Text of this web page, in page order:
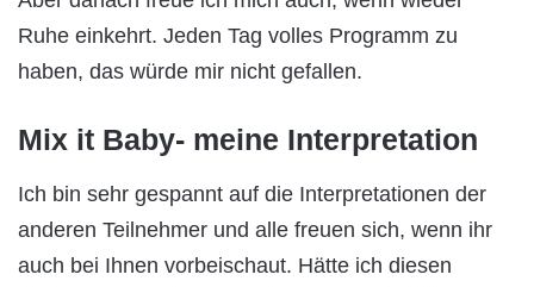
Ruhe einkehrt. Jeden Tag volles Programm zu
haben, das würde mir nicht gefallen.
Mix it Baby- meine Interpretation
Ich bin sehr gespannt auf die Interpretationen der
anderen Teilnehmer und alle freuen sich, wenn ihr
auch bei Ihnen vorbeischaut. Hätte ich diesen